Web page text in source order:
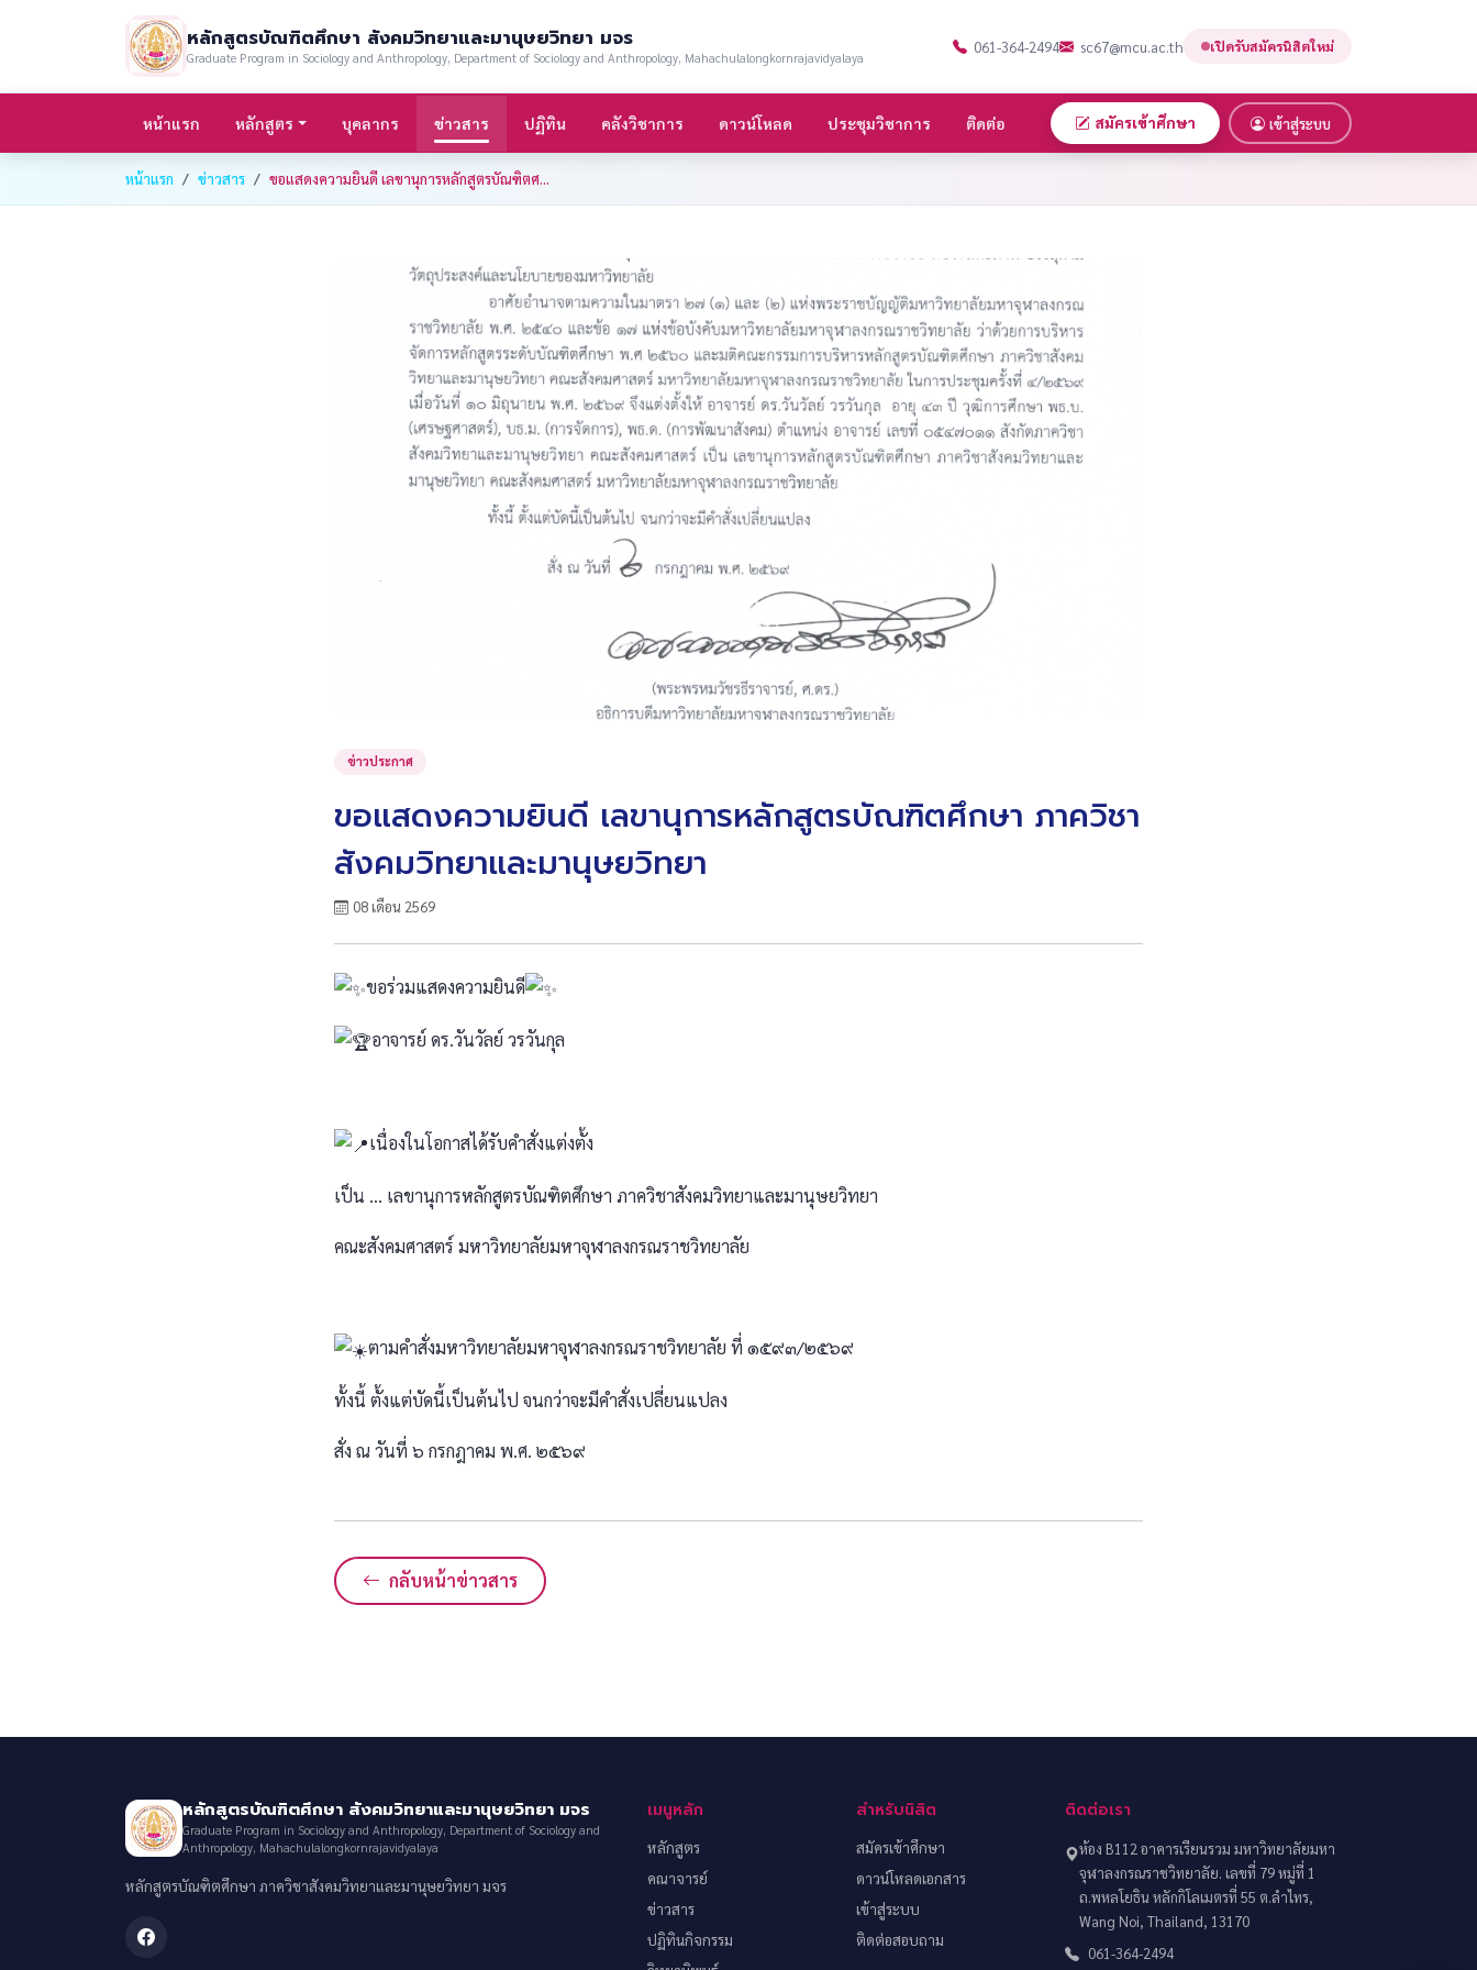
หลักสูตรบัณฑิตศึกษา สังคมวิทยาและมานุษยวิทยา มจร
Graduate Program in Sociology and Anthropology, Department of Sociology and Anthropology, Mahachulalongkornrajavidyalaya
061-364-2494 sc67@mcu.ac.th เปิดรับสมัครนิสิตใหม่
หน้าแรก หลักสูตร บุคลากร ข่าวสาร ปฏิทิน คลังวิชาการ ดาวน์โหลด ประชุมวิชาการ ติดต่อ สมัครเข้าศึกษา เข้าสู่ระบบ
หน้าแรก ข่าวสาร ขอแสดงความยินดี เลขานุการหลักสูตรบัณฑิตศ...
ข่าวประกาศ
ขอแสดงความยินดี เลขานุการหลักสูตรบัณฑิตศึกษา ภาควิชา
สังคมวิทยาและมานุษยวิทยา
08 เดือน 2569
ขอร่วมแสดงความยินดี
อาจารย์ ดร.วันวัลย์ วรวันกุล
เนื่องในโอกาสได้รับคำสั่งแต่งตั้ง
เป็น ... เลขานุการหลักสูตรบัณฑิตศึกษา ภาควิชาสังคมวิทยาและมานุษยวิทยา
คณะสังคมศาสตร์ มหาวิทยาลัยมหาจุฬาลงกรณราชวิทยาลัย
ตามคำสั่งมหาวิทยาลัยมหาจุฬาลงกรณราชวิทยาลัย ที่ ๑๕๙๓/๒๕๖๙
ทั้งนี้ ตั้งแต่บัดนี้เป็นต้นไป จนกว่าจะมีคำสั่งเปลี่ยนแปลง
สั่ง ณ วันที่ ๖ กรกฎาคม พ.ศ. ๒๕๖๙
กลับหน้าข่าวสาร
หลักสูตรบัณฑิตศึกษา สังคมวิทยาและมานุษยวิทยา มจร
Graduate Program in Sociology and Anthropology, Department of Sociology and
Anthropology, Mahachulalongkornrajavidyalaya
หลักสูตรบัณฑิตศึกษา ภาควิชาสังคมวิทยาและมานุษยวิทยา มจร
เมนูหลัก
หลักสูตร
คณาจารย์
ข่าวสาร
ปฏิทินกิจกรรม
สำหรับนิสิต
สมัครเข้าศึกษา
ดาวน์โหลดเอกสาร
เข้าสู่ระบบ
ติดต่อสอบถาม
ติดต่อเรา
ห้อง B112 อาคารเรียนรวม มหาวิทยาลัยมหา
จุฬาลงกรณราชวิทยาลัย. เลขที่ 79 หมู่ที่ 1
ถ.พหลโยธิน หลักกิโลเมตรที่ 55 ต.ลำไทร,
Wang Noi, Thailand, 13170
061-364-2494